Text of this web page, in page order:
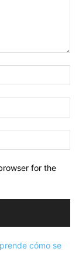
for the
cómo se